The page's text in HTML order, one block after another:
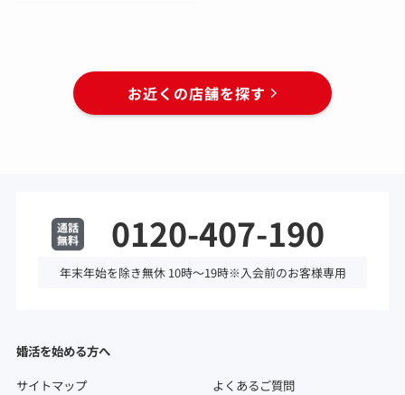
お近くの店舗を探す
0120-407-190
年末年始を除き無休 10時～19時※入会前のお客様専用
婚活を始める方へ
サイトマップ
よくあるご質問